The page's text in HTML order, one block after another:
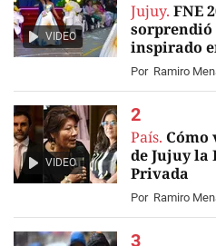
VIDEO
Jujuy. FNE
sorprendió
inspirado
Por Ramiro
VIDEO
País. Cómo
de Jujuy la
Privada
Por Ramiro